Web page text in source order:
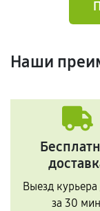
Наши
Выезд курьера
за 30